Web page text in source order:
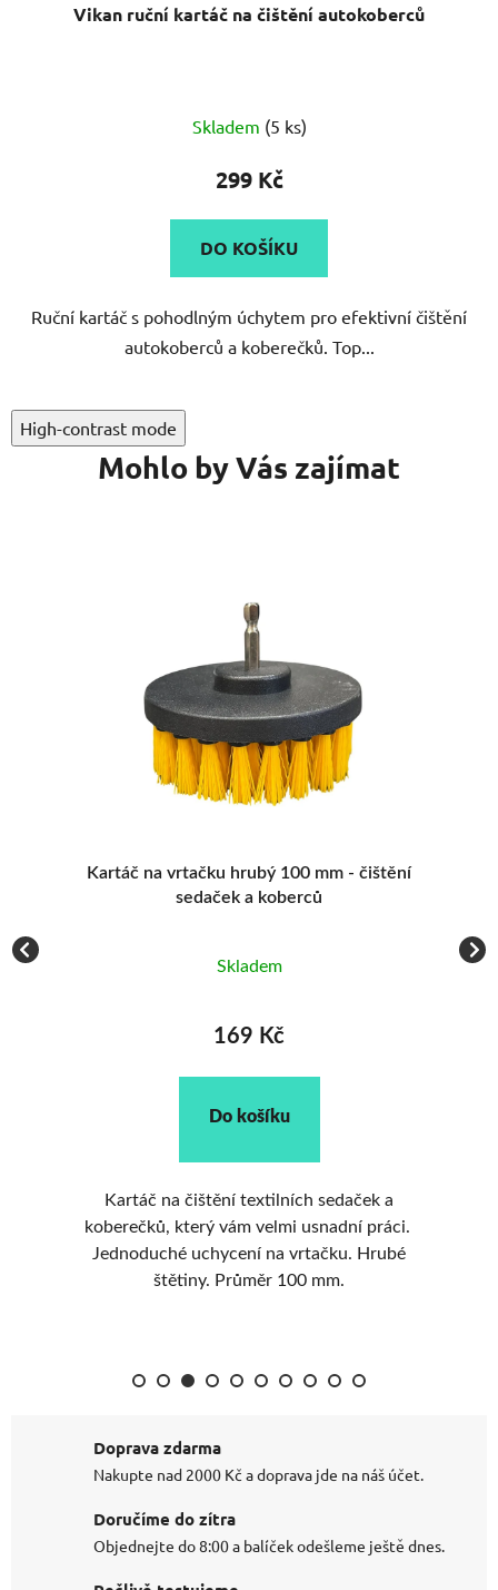
Vikan ruční kartáč na čištění autokoberců
Skladem (5 ks)
299 Kč
DO KOŠÍKU
Ruční kartáč s pohodlným úchytem pro efektivní čištění
autokoberců a koberečků. Top...
High-contrast mode
Mohlo by Vás zajímat
Kartáč na vrtačku hrubý 100 mm - čištění
sedaček a koberců
Skladem
169 Kč
Do košíku
Kartáč na čištění textilních sedaček a
koberečků, který vám velmi usnadní práci.
Jednoduché uchycení na vrtačku. Hrubé
štětiny. Průměr 100 mm.
Doprava zdarma
Nakupte nad 2000 Kč a doprava jde na náš účet.
Doručíme do zítra
Objednejte do 8:00 a balíček odešleme ještě dnes.